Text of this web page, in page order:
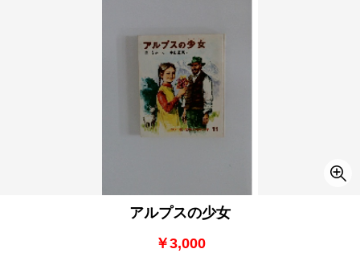
アルプスの少女
￥3,000